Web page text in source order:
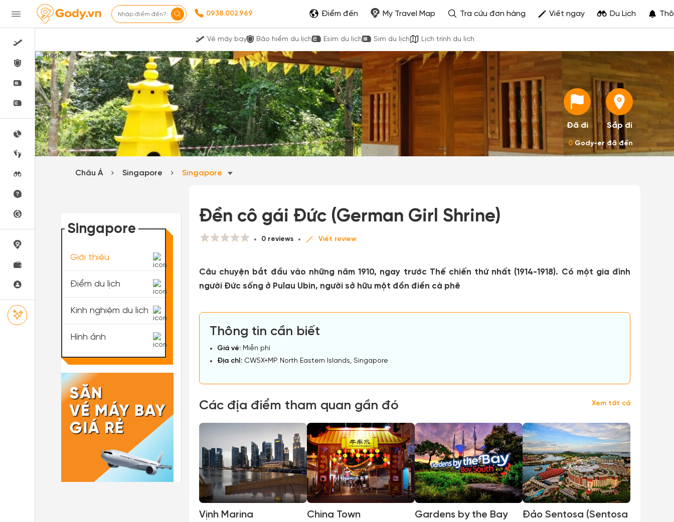
Nhập điểm đến? 0938.002.969 Điểm đến My Travel Map Tra cứu đơn hàng Viết ngay Du Lịch
Vé máy bay Bảo hiểm du lịch Esim du lịch Sim du lịch Lịch trình du lịch
Đã đi Sắp đi
0 Gody-er đã đến
Châu Á Singapore Singapore
Đền cô gái Đức (German Girl Shrine)
0 reviews Viết review
Câu chuyện bắt đầu vào những năm 1910, ngay trước Thế chiến thứ nhất (1914-1918). Có một gia đình
người Đức sống ở Pulau Ubin, người sở hữu một đồn điền cà phê
Thông tin cần biết
Giá vé: Miễn phí
Địa chỉ: CW5X+MP North Eastern Islands, Singapore
Các địa điểm tham quan gần đó Xem tất cả
Vịnh Marina China Town Gardens by the Bay
Đảo Sentosa (Sentosa
Singapore
Giới thiệu
Điểm du lịch
Kinh nghiệm du lịch
Hình ảnh